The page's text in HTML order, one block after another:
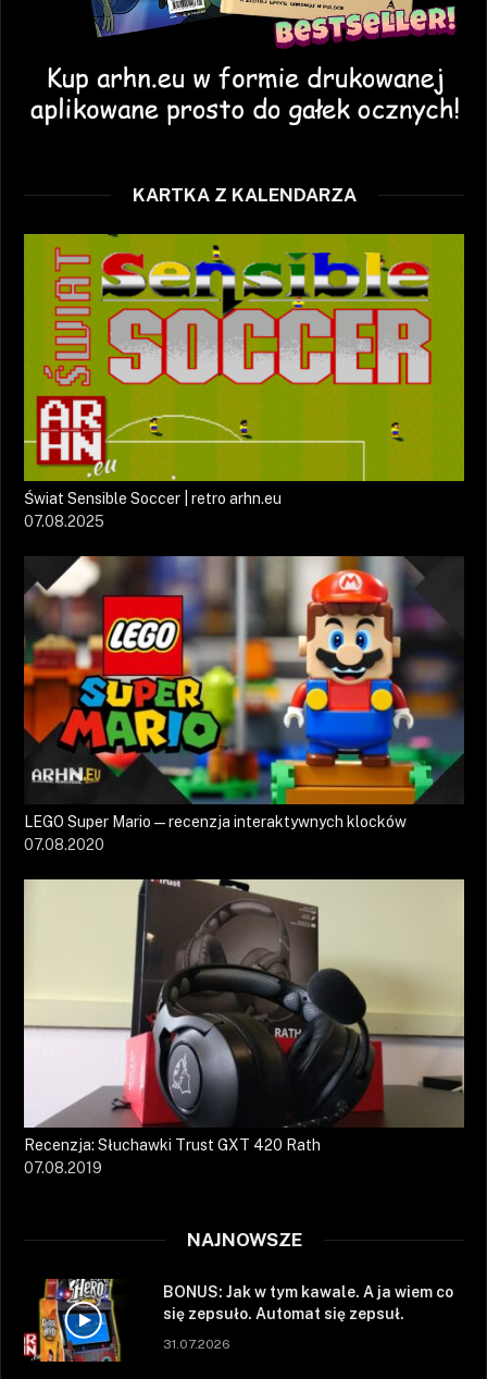
KARTKA Z KALENDARZA
Świat Sensible Soccer | retro arhn.eu
07.08.2025
LEGO Super Mario — recenzja interaktywnych klocków
07.08.2020
Recenzja: Słuchawki Trust GXT 420 Rath
07.08.2019
NAJNOWSZE
BONUS: Jak w tym kawale. A ja wiem co
się zepsuło. Automat się zepsuł.
31.07.2026